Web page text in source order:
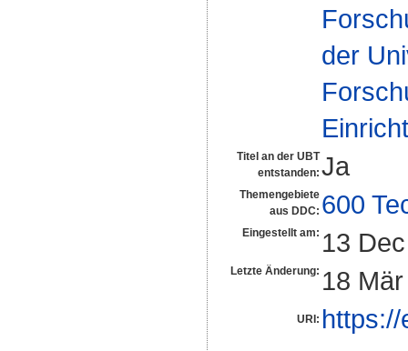
der
Titel an der UBT
entstanden: Ja
Themengebiete
aus DDC: 600
Eingestellt am: 13
Letzte Änderung: 18
URI: